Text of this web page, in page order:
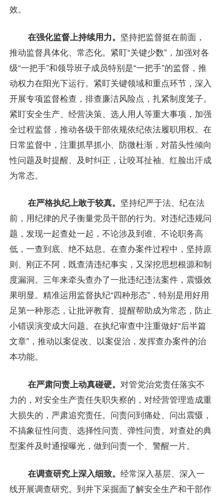
效。
在强化监督上持续用力。 坚持把监督挺在前面，
推动监督具体化、常态化。紧盯“关键少数”，加强对各
级“一把手”和领导班子成员特别是“一把手”的监督，推
动权力在阳光下运行。紧盯关键领域和重点环节，深入
开展专项监督检查，排查廉洁风险点，扎紧制度笼子。
紧盯安全生产、经营决策、选人用人等重大事项，加强
全过程监督，推动各级干部依规依纪依法履职用权。在
日常监督中，注重抓早抓小、防微杜渐，对苗头性倾向
性问题及时提醒、及时纠正，让咬耳扯袖、红脸出汗成
为常态。
在严格执纪上敢于较真。 坚持纪严于法、纪在法
前，用纪律的尺子衡量党员干部的行为。对违纪违规问
题，发现一起查处一起，不论涉及到谁、不论职务高
低，一查到底、绝不姑息。在查办案件过程中，坚持原
则、刚正不阿，既查清违纪事实，又深挖思想根源和制
度漏洞。三年来牵头查办了一批违纪违法案件，震慑效
果明显。精准运用监督执纪“四种形态”，特别是用好用
足第一种形态，让批评教育、提醒帮助成为常态，防止
小错误演变成大问题。在执纪审查中注重做好“后半篇
文章”，推动以案促改、以案促治，发挥查办案件的治
本功能。
在严肃问责上动真碰硬。 对管党治党责任落实不
力的，对安全生产责任失职失察的，对经营管理造成重
大损失的，严肃追究责任。问责问到痛处、问出震慑，
不搞象征性问责、选择性问责、弹性问责。对查处的典
型案件及时通报曝光，做到问责一个、警醒一片。
在调查研究上深入细致。 经常深入基层、深入一
线开展调查研究。到井下采掘面了解安全生产和干部作